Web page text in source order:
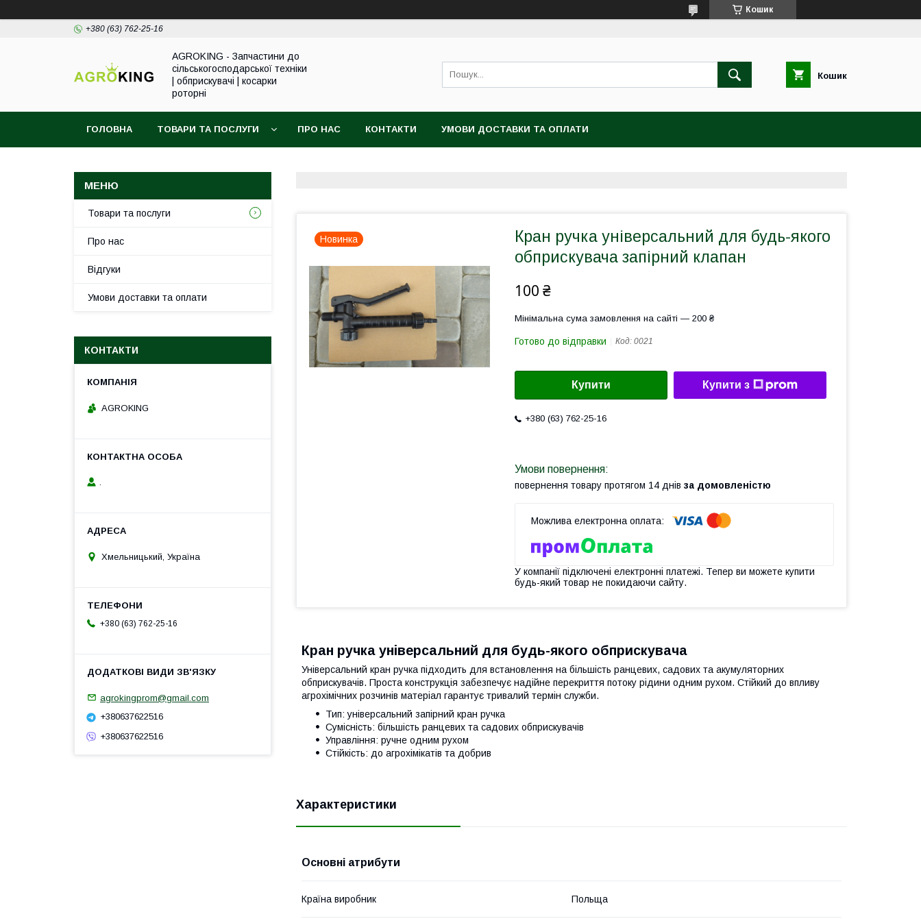
Кошик
+380 (63) 762-25-16
AGROKING - Запчастини до
сільськогосподарської техніки
| обприскувачі | косарки
роторні
Кошик
ГОЛОВНА ТОВАРИ ТА ПОСЛУГИ ПРО НАС КОНТАКТИ УМОВИ ДОСТАВКИ ТА ОПЛАТИ
Новинка
Кран ручка універсальний для будь-якого
обприскувача запірний клапан
100 ₴
Мінімальна сума замовлення на сайті — 200 ₴
Готово до відправки Код: 0021
Купити Купити з
+380 (63) 762-25-16
повернення товару протягом 14 днів за домовленістю
У компанії підключені електронні платежі. Тепер ви можете купити
будь-який товар не покидаючи сайту.
Кран ручка універсальний для будь-якого обприскувача
Універсальний кран ручка підходить для встановлення на більшість ранцевих, садових та акумуляторних
обприскувачів. Проста конструкція забезпечує надійне перекриття потоку рідини одним рухом. Стійкий до впливу
агрохімічних розчинів матеріал гарантує тривалий термін служби.
Тип: універсальний запірний кран ручка
Сумісність: більшість ранцевих та садових обприскувачів
Управління: ручне одним рухом
Стійкість: до агрохімікатів та добрив
Характеристики
Основні атрибути
Країна виробник Польща
Товари та послуги
Про нас
Відгуки
Умови доставки та оплати
КОНТАКТИ
AGROKING
.
Хмельницький, Україна
+380 (63) 762-25-16
agrokingprom@gmail.com
+380637622516
+380637622516